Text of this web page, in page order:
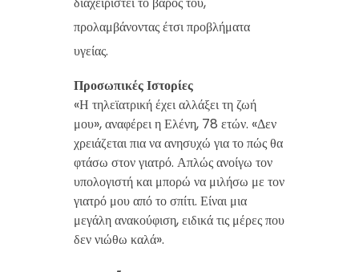
προλαμβάνοντας έτσι προβλήματα
υγείας.
Προσωπικές Ιστορίες
«Η τηλεϊατρική έχει αλλάξει τη ζωή
μου», αναφέρει η Ελένη, 78 ετών. «Δεν
χρειάζεται πια να ανησυχώ για το πώς θα
φτάσω στον γιατρό. Απλώς ανοίγω τον
υπολογιστή και μπορώ να μιλήσω με τον
γιατρό μου από το σπίτι. Είναι μια
μεγάλη ανακούφιση, ειδικά τις μέρες που
δεν νιώθω καλά».